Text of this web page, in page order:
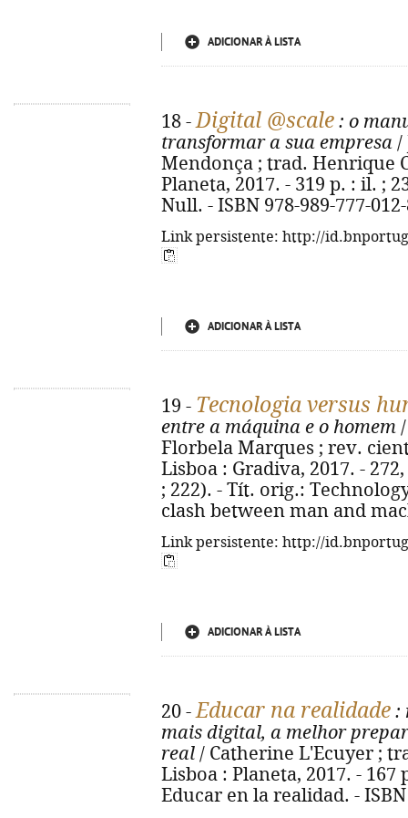
ADICIONAR À LISTA
18 -Digital @scale : o
transformar a sua empresa /
Mendonça ; trad. Henrique
Planeta, 2017. - 319 p. : il. ;
Null. - ISBN 978-989-777-
Link persistente: http://
ADICIONAR À LISTA
19 - Tecnologia versus
entre a máquina e o homem
Florbela Marques ; rev.
Lisboa : Gradiva, 2017. -
; 222). - Tít. orig.:
clash between man and
Link persistente: http://
ADICIONAR À LISTA
20 -Educar na realidade :
mais digital, a melhor
real / Catherine L'Ecuyer ;
Lisboa : Planeta, 2017. -
Educar en la realidad. - ISBN